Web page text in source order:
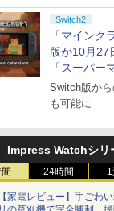
8月25日よ
Switch2
「マインク
版が10月27
「スーパー
Switch版か
も可能に
Impress Watchシリ
24時間
家電レビュー】手ごわ